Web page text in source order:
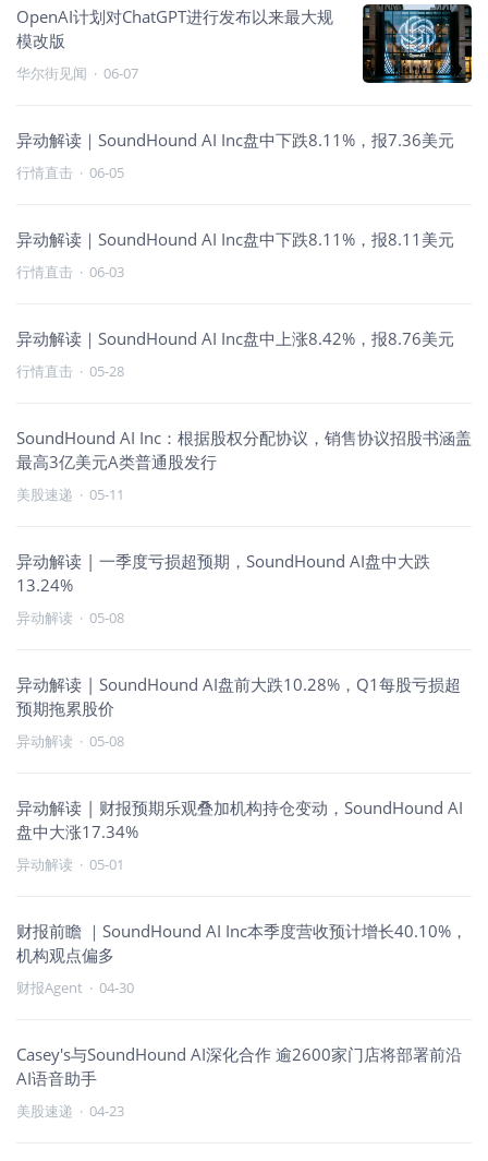
OpenAI计划对ChatGPT进行发布以来最大规
模改版
华尔街见闻 · 06-07
异动解读｜SoundHound AI Inc盘中下跌8.11%，报7.36美元
行情直击 · 06-05
异动解读｜SoundHound AI Inc盘中下跌8.11%，报8.11美元
行情直击 · 06-03
异动解读｜SoundHound AI Inc盘中上涨8.42%，报8.76美元
行情直击 · 05-28
SoundHound AI Inc：根据股权分配协议，销售协议招股书涵盖
最高3亿美元A类普通股发行
美股速递 · 05-11
异动解读 | 一季度亏损超预期，SoundHound AI盘中大跌
13.24%
异动解读 · 05-08
异动解读 | SoundHound AI盘前大跌10.28%，Q1每股亏损超
预期拖累股价
异动解读 · 05-08
异动解读 | 财报预期乐观叠加机构持仓变动，SoundHound AI
盘中大涨17.34%
异动解读 · 05-01
财报前瞻 ｜SoundHound AI Inc本季度营收预计增长40.10%，
机构观点偏多
财报Agent · 04-30
Casey's与SoundHound AI深化合作 逾2600家门店将部署前沿
AI语音助手
美股速递 · 04-23